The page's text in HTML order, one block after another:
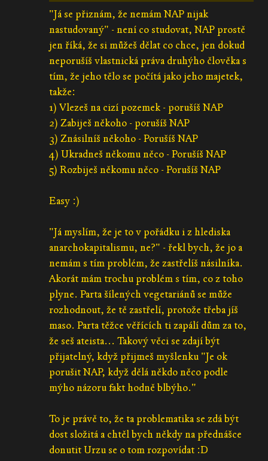
"Já se přiznám, že nemám NAP nijak
nastudovaný" - není co studovat, NAP prostě
jen říká, že si můžeš dělat co chce, jen dokud
neporušíš vlastnická práva druhýho člověka s
tím, že jeho tělo se počítá jako jeho majetek,
takže:
1) Vlezeš na cizí pozemek - porušíš NAP
2) Zabiješ někoho - porušíš NAP
3) Znásilníš někoho - Porušíš NAP
4) Ukradneš někomu něco - Porušíš NAP
5) Rozbiješ někomu něco - Porušíš NAP
Easy :)
"Já myslím, že je to v pořádku i z hlediska
anarchokapitalismu, ne?" - řekl bych, že jo a
nemám s tím problém, že zastřelíš násilníka.
Akorát mám trochu problém s tím, co z toho
plyne. Parta šílených vegetariánů se může
rozhodnout, že tě zastřelí, protože třeba jíš
maso. Parta těžce věřících ti zapálí dům za to,
že seš ateista... Takový věci se zdají být
přijatelný, když přijmeš myšlenku "Je ok
porušit NAP, když dělá někdo něco podle
mýho názoru fakt hodně blbýho."
To je právě to, že ta problematika se zdá být
dost složitá a chtěl bych někdy na přednášce
donutit Urzu se o tom rozpovídat :D